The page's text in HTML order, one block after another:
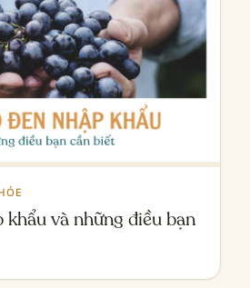
khẩu và những điều bạn